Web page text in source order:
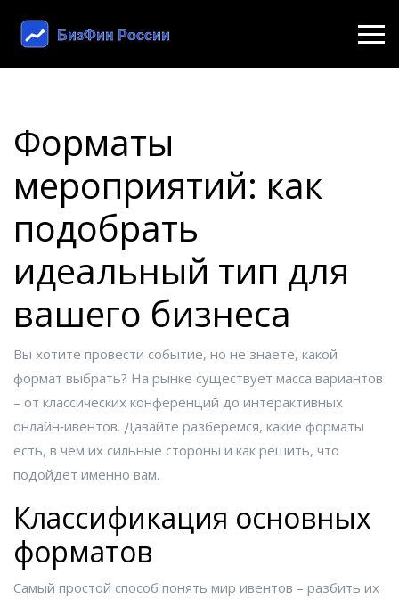
Форматы
мероприятий: как
подобрать
идеальный тип для
вашего бизнеса
Вы хотите провести событие, но не знаете, какой
формат выбрать? На рынке существует масса вариантов
– от классических конференций до интерактивных
онлайн‑ивентов. Давайте разберёмся, какие форматы
есть, в чём их сильные стороны и как решить, что
подойдет именно вам.
Классификация основных
форматов
Самый простой способ понять мир ивентов – разбить их